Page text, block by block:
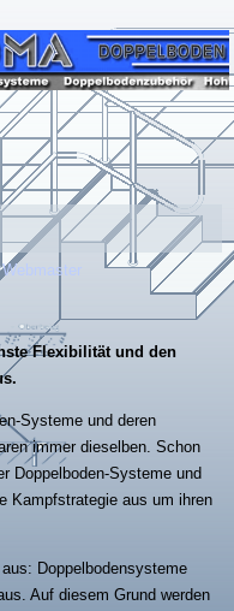
Webmaster
Flexibilität und den
Systeme und deren
immer dieselben. Schon
Doppelboden-Systeme und
Kampfstrategie aus um ihren
Doppelbodensysteme
Auf diesem Grund werden